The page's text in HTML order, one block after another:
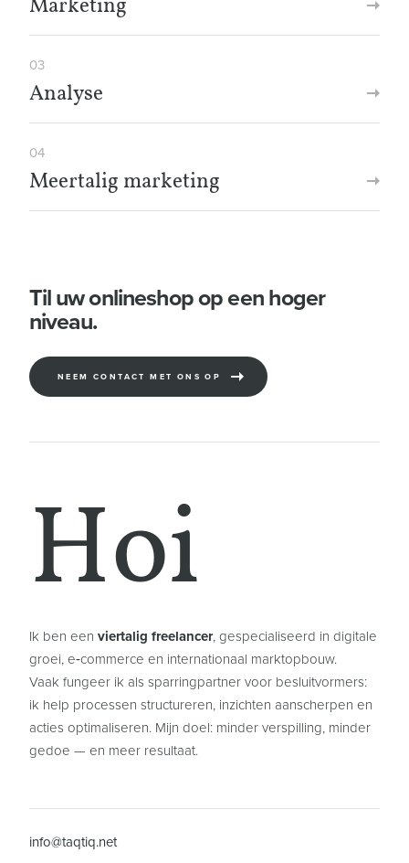
Marketing
03
Analyse
04
Meertalig marketing
Til uw onlineshop op een hoger
niveau.
NEEM CONTACT MET ONS OP
Hoi
Ik ben een viertalig freelancer, gespecialiseerd in digitale
groei, e‑commerce en internationaal marktopbouw.
Vaak fungeer ik als sparringpartner voor besluitvormers:
ik help processen structureren, inzichten aanscherpen en
acties optimaliseren. Mijn doel: minder verspilling, minder
gedoe — en meer resultaat.
info@taqtiq.net